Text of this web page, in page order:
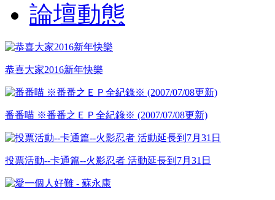
論壇動態
恭喜大家2016新年快樂
番番喵 ※番番之ＥＰ全紀錄※ (2007/07/08更新)
投票活動--卡通篇--火影忍者 活動延長到7月31日